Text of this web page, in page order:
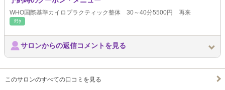
WHO国際基準カイロプラクティック整体 30～40分5500円 再来
ﾘﾗｸ
サロンからの返信コメントを見る
このサロンのすべての口コミを見る